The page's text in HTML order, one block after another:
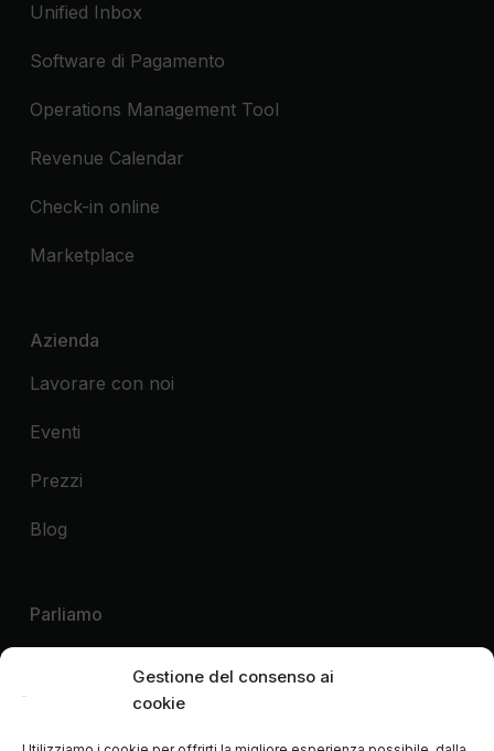
Gestione del consenso ai
cookie
Unified Inbox
Software di Pagamento
Operations Management Tool
Revenue Calendar
Check-in online
Marketplace
Azienda
Lavorare con noi
Eventi
Prezzi
Blog
Parliamo
Voglio contattare